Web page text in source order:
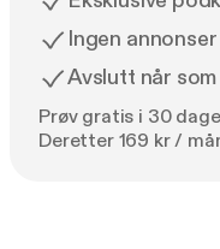
Ingen
Avslutt når
Prøv gratis i 30
Deretter 169 kr /